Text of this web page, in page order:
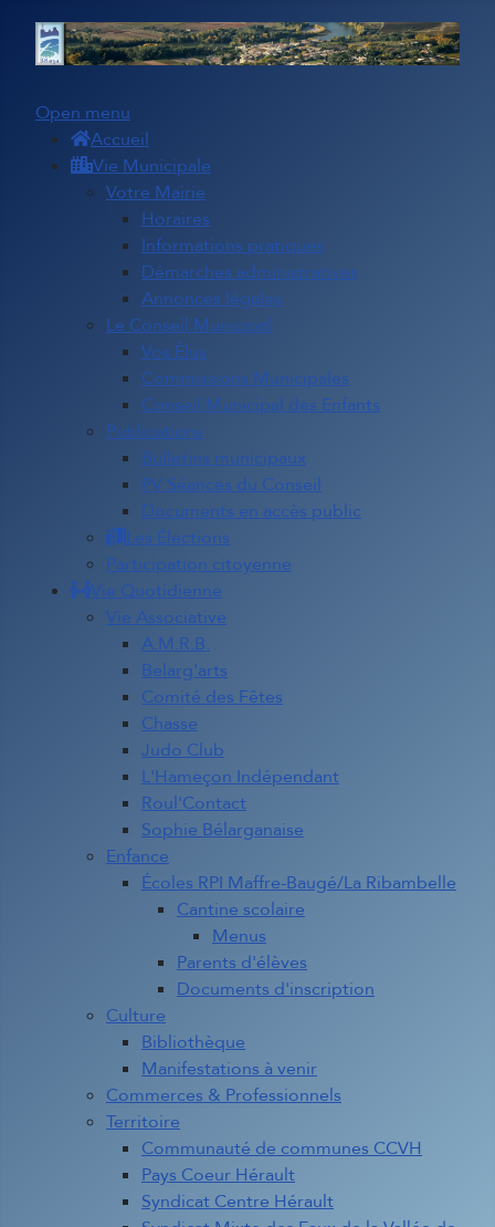
Open menu
Accueil
Vie Municipale
Votre Mairie
Horaires
Informations pratiques
Démarches administratives
Annonces légales
Le Conseil Municipal
Vos Élus
Commissions Municipales
Conseil Municipal des Enfants
Publications
Bulletins municipaux
PV Séances du Conseil
Documents en accès public
Les Élections
Participation citoyenne
Vie Quotidienne
Vie Associative
A.M.R.B.
Belarg'arts
Comité des Fêtes
Chasse
Judo Club
L'Hameçon Indépendant
Roul'Contact
Sophie Bélarganaise
Enfance
Écoles RPI Maffre-Baugé/La Ribambelle
Cantine scolaire
Menus
Parents d'élèves
Documents d'inscription
Culture
Bibliothèque
Manifestations à venir
Commerces & Professionnels
Territoire
Communauté de communes CCVH
Pays Coeur Hérault
Syndicat Centre Hérault